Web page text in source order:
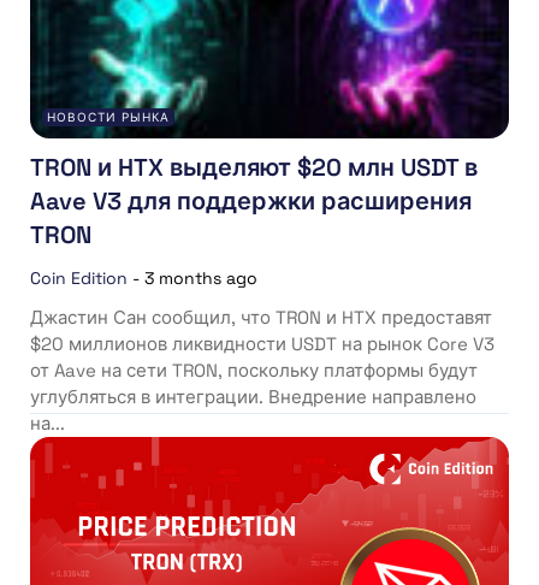
НОВОСТИ РЫНКА
TRON и HTX выделяют $20 млн USDT в
Aave V3 для поддержки расширения
TRON
Coin Edition - 3 months ago
Джастин Сан сообщил, что TRON и HTX предоставят
$20 миллионов ликвидности USDT на рынок Core V3
от Aave на сети TRON, поскольку платформы будут
углубляться в интеграции. Внедрение направлено
на...